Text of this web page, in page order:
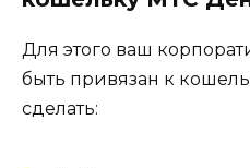
Для этого ваш
быть привязан к
сделать: